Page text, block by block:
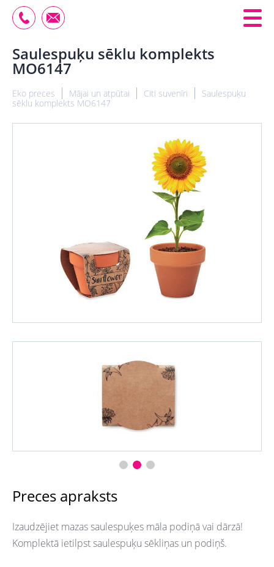
Saulespuķu sēklu komplekts
MO6147
Eko preces Mājai un atpūtai Citi suvenīri
Saulespuķu
sēklu komplekts MO6147
Preces apraksts
Izaudzējiet mazas saulespuķes māla podiņā vai dārzā!
Komplektā ietilpst saulespuķu sēkliņas un podiņš.